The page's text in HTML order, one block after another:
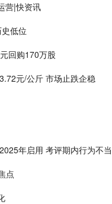
营|快资讯
低位
回购170万股
元/公斤 市场止跌企稳
年启用 考评期内行为不
点